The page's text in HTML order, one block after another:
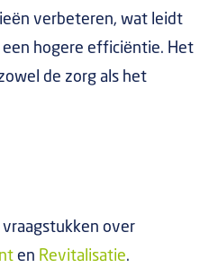
verbeteren, wat leidt
hogere efficiëntie. Het
de zorg als het
over
en Revitalisatie.